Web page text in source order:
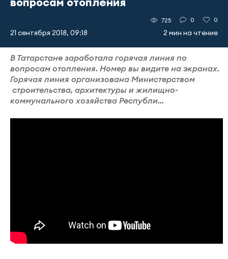
21 сентября 2018, 09:18
725 0 0
2 мин на чтение
В Татарстане заработала горячая линия по
вопросам отопления. Номер вы видите на экранах.
Горячая линия организована Министерством
строительства, архитектуры и жилищно-
коммунального хозяйства Республи...